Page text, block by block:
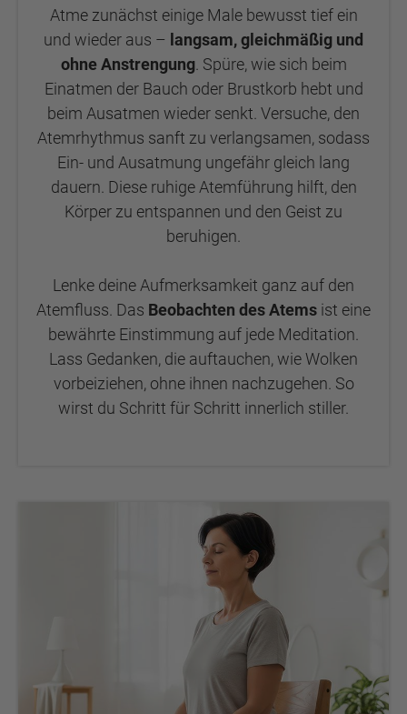
Atme zunächst einige Male bewusst tief ein
und wieder aus – langsam, gleichmäßig und
ohne Anstrengung. Spüre, wie sich beim
Einatmen der Bauch oder Brustkorb hebt und
beim Ausatmen wieder senkt. Versuche, den
Atemrhythmus sanft zu verlangsamen, sodass
Ein- und Ausatmung ungefähr gleich lang
dauern. Diese ruhige Atemführung hilft, den
Körper zu entspannen und den Geist zu
beruhigen.
Lenke deine Aufmerksamkeit ganz auf den
Atemfluss. Das Beobachten des Atems ist eine
bewährte Einstimmung auf jede Meditation.
Lass Gedanken, die auftauchen, wie Wolken
vorbeiziehen, ohne ihnen nachzugehen. So
wirst du Schritt für Schritt innerlich stiller.